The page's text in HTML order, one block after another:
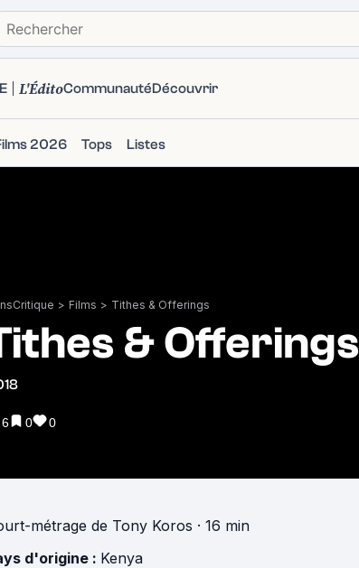
L'ÉditoCommunautéDécouvrir
2026 Tops Listes
> Films > Tithes & Offerings
& Offerings
6 0 0
métrage de Tony Koros · 16 min
d'origine : Kenya